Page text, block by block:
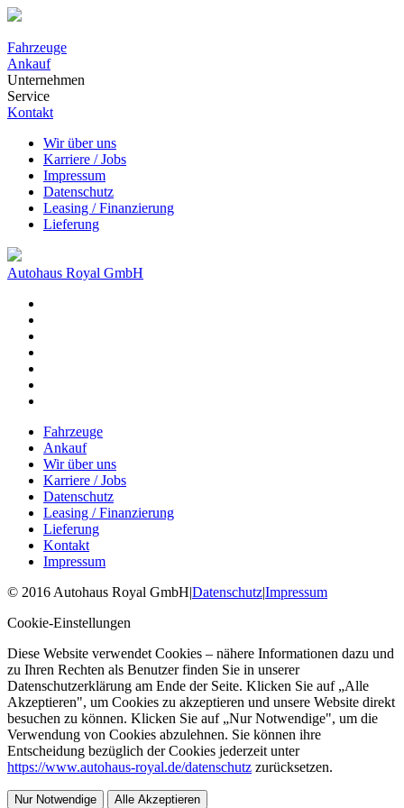
Fahrzeuge
Ankauf
Unternehmen
Service
Kontakt
Wir über uns
Karriere / Jobs
Impressum
Datenschutz
Leasing / Finanzierung
Lieferung
Autohaus Royal GmbH
Fahrzeuge
Ankauf
Wir über uns
Karriere / Jobs
Datenschutz
Leasing / Finanzierung
Lieferung
Kontakt
Impressum
© 2016 Autohaus Royal GmbH|Datenschutz|Impressum
Cookie-Einstellungen
Diese Website verwendet Cookies – nähere Informationen dazu und
zu Ihren Rechten als Benutzer finden Sie in unserer
Datenschutzerklärung am Ende der Seite. Klicken Sie auf „Alle
Akzeptieren", um Cookies zu akzeptieren und unsere Website direkt
besuchen zu können. Klicken Sie auf „Nur Notwendige", um die
Verwendung von Cookies abzulehnen. Sie können ihre
Entscheidung bezüglich der Cookies jederzeit unter
https://www.autohaus-royal.de/datenschutz zurücksetzen.
Nur Notwendige Alle Akzeptieren